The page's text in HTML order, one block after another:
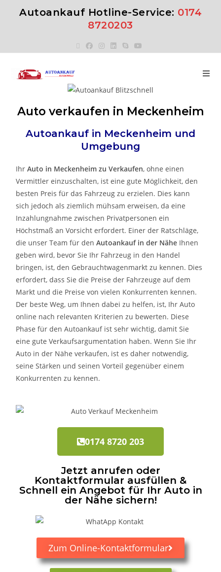
Autoankauf Hotline-Service: 0174
8720203
Auto verkaufen in Meckenheim
Autoankauf in Meckenheim und
Umgebung
IhrAuto in Meckenheim zu Verkaufen, ohne einen
Vermittler einzuschalten, ist eine gute Möglichkeit, den
besten Preis für das Fahrzeug zu erzielen. Dies kann
sich jedoch als ziemlich mühsam erweisen, da eine
Inzahlungnahme zwischen Privatpersonen ein
Höchstmaß an Vorsicht erfordert. Einer der Ratschläge,
die unser Team für denAutoankauf in der Nähe Ihnen
geben wird, bevor Sie Ihr Fahrzeug in den Handel
bringen, ist, den Gebrauchtwagenmarkt zu kennen. Dies
erfordert, dass Sie die Preise der Fahrzeuge auf dem
Markt und die Preise von vielen Konkurrenten kennen.
Der beste Weg, um Ihnen dabei zu helfen, ist, Ihr Auto
online nach relevanten Kriterien zu bewerten. Diese
Phase für den Autoankauf ist sehr wichtig, damit Sie
eine gute Verkaufsargumentation haben. Wenn Sie Ihr
Auto in der Nähe verkaufen, ist es daher notwendig,
seine Stärken und seinen Vorteil gegenüber einem
Konkurrenten zu kennen.
0174 8720 203
Jetzt anrufen oder
Kontaktformular ausfüllen &
Schnell ein Angebot für Ihr Auto in
der Nähe sichern!
Zum Online-Kontaktformular